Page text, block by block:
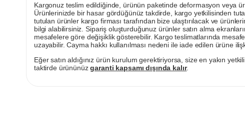
Kargonuz teslim edildiğinde, ürünün paketinde deformasyon veya
Ürünlerinizde bir hasar gördüğünüz takdirde, kargo yetkilisinden
tutulan ürünler kargo firması tarafından bize ulaştırılacak ve
bilgi alabilirsiniz. Sipariş oluşturduğunuz ürünler satın alma
mesafelere göre değişiklik gösterebilir. Kargo teslimatlarında
uzayabilir. Cayma hakkı kullanılması nedeni ile iade edilen ürüne
Eğer satın aldığınız ürün kurulum gerektiriyorsa, size en yakın
taktirde ürününüzgaranti kapsamı dışında kalır.